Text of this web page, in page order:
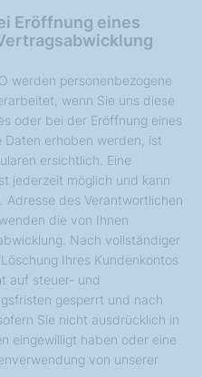
Eröffnung eines
werden personenbezogene
wenn Sie uns diese
oder bei der Eröffnung eines
Daten erhoben werden, ist
ersichtlich. Eine
jederzeit möglich und kann
des Verantwortlichen
die von Ihnen
Nach vollständiger
Ihres Kundenkontos
auf steuer- und
gesperrt und nach
Sie nicht ausdrücklich in
eingewilligt haben oder eine
von unserer